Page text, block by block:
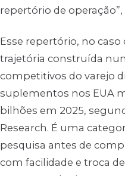
repertório de operação”,
Esse repertório, no
trajetória construída
competitivos do varejo
suplementos nos EUA
bilhões em 2025,
Research. É uma
pesquisa antes de
com facilidade e troca